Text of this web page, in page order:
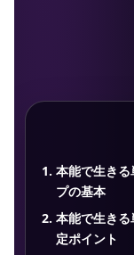
本能で生き
プの基本
本能で生き
定ポイント